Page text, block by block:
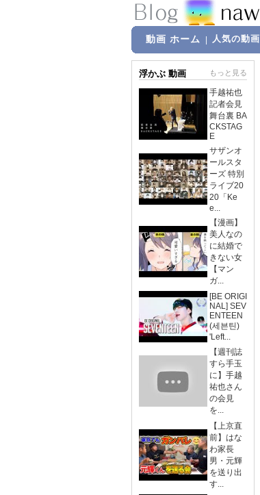
動画 ホーム 人気の動画
浮かぶ 動画 もっと見る
手越祐也
記者会見
舞台裏 BA
CKSTAG
E
サザンオ
ールスタ
ーズ 特別
ライブ20
20「Ke
e...
【漫画】
美人なの
に結婚で
きない女
【マン
ガ...
[BE ORIGI
NAL] SEV
ENTEEN
(세븐틴)
'Left...
【週刊誌
すら手玉
に】手越
祐也さん
の会見
を...
【上京直
前】はな
わ家長
男・元輝
を送り出
す...